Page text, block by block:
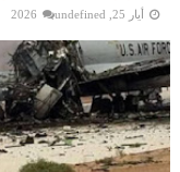
أيار 25, 2026 undefined